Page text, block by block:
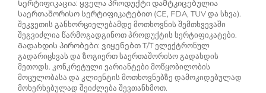
Სერტიფიკაცია: ყველა პროდუქტი დამტკიცებულია
საერთაშორისო სერტიფიკატებით (CE, FDA, TUV და სხვა).
შეკვეთის განხორციელებამდე მოთხოვნის შემთხვევაში
შეგვიძლია წარმოგადგინოთ პროდუქტის სერტიფიკატები.
Გადახდის პირობები: ვიყენებთ T/T ელექტრონულ
გადარიცხვას და ზოგიერთ საერთაშორისო გადახდის
მეთოდს. კონკრეტული ვარიანტები მოწყობილობის
მოცულობასა და კლიენტის მოთხოვნებზე დამოკიდებულად
მოხერხებულად შეიძლება შევთანხმოთ.